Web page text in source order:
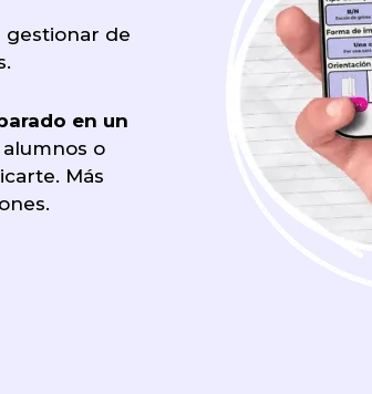
gestionar de
en un
o
Más